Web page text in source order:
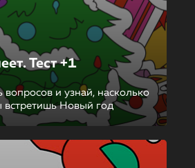
Тест +1
вопросов и узнай, насколько
встретишь Новый год